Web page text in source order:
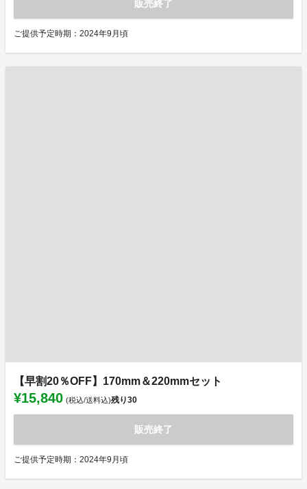
販売終了
ご提供予定時期：2024年9月頃
【早割20％OFF】170mm＆220mmセット
¥15,840 (税込/送料込)残り30
販売終了
ご提供予定時期：2024年9月頃